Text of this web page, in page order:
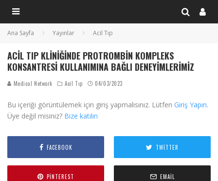
Ana Sayfa Yayınlar Acil Tıp
ACIL TIP KLINIĞINDE PROTROMBIN KOMPLEKS
KONSANTRESI KULLANIMINA BAĞLI DENEYIMLERIMIZ
Medical Network Acil Tıp 04/03/2023
Bu içeriği görüntülemek için giriş yapmalısınız. Lütfen Giriş Yapın.
Üye değil misiniz? Bize katılın
FACEBOOK TWITTER
PINTEREST EMAIL